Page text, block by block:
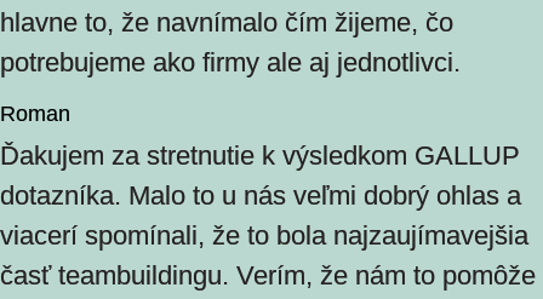
hlavne to, že navnímalo čím žijeme, čo
potrebujeme ako firmy ale aj jednotlivci.
Roman
Ďakujem za stretnutie k výsledkom GALLUP
dotazníka. Malo to u nás veľmi dobrý ohlas a
viacerí spomínali, že to bola najzaujímavejšia
časť teambuildingu. Verím, že nám to pomôže